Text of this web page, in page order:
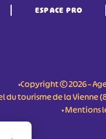
ESPACE PRO
•Copyright © 2026 –
du tourisme de la Vienne
•Mentions